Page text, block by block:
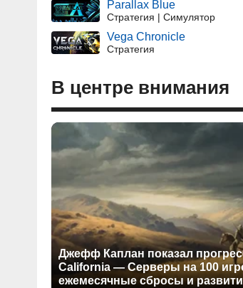
Parallax Blue
Стратегия | Симулятор
Vega Chronicle
Стратегия
В центре внимания
Джефф Каплан показал
California — Серверы на 100
ежемесячные сбросы и